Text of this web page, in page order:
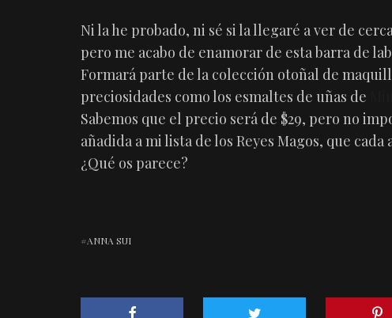
Ni la he probado, ni sé si la llegaré a ver de
pero me acabo de enamorar de esta barra de
Formará parte de la colección otoñal de
preciosidades como los esmaltes de uñas de
Sabemos que el precio será de $29, pero no
añadida a mi lista de los Reyes Magos, que
¿Qué os parece?
ANNA SUI